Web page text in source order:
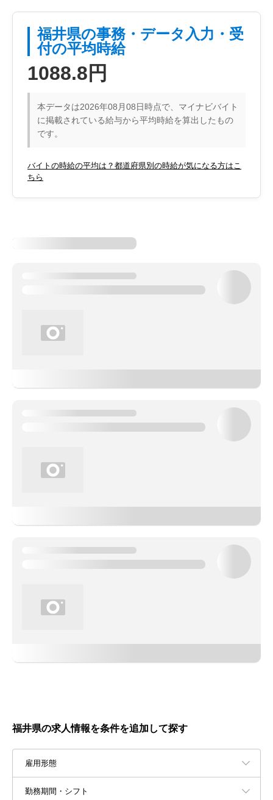
福井県の事務・データ入力・受
付の平均時給
1088.8円
本データは2026年08月08日時点で、マイナビバイト
に掲載されている給与から平均時給を算出したもの
です。
バイトの時給の平均は？都道府県別の時給が気になる方はこ
ちら
福井県の求人情報を条件を追加して探す
雇用形態
勤務期間・シフト